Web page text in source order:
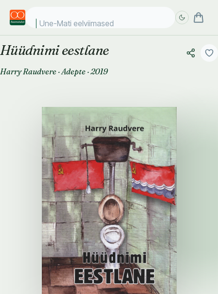
Une-Mati eelviimased kii
Hüüdnimi eestlane
Harry Raudvere ·Adepte ·2019